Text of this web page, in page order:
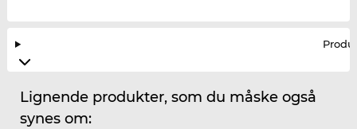
Lignende produkter, som du måske også
synes om: